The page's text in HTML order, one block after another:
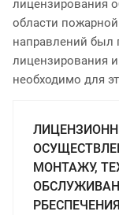
лицензирования
области
направлений был
лицензирования
необходимо для
МОНТАЖУ,